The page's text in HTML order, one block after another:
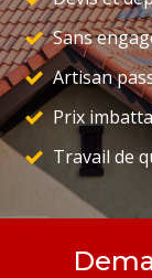
Sans
Artisan
Prix
Travail de